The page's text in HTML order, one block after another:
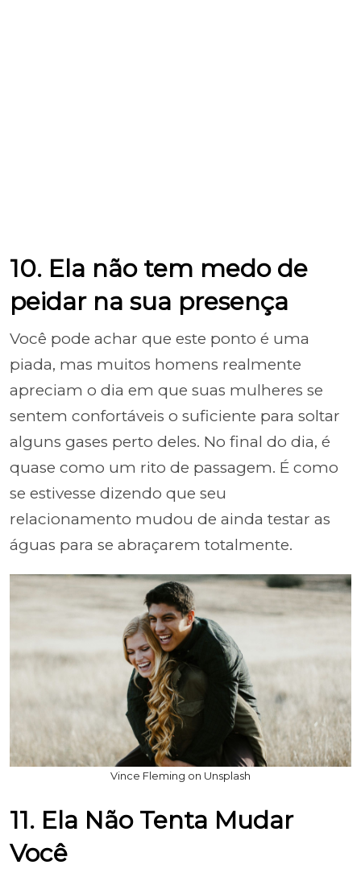
10. Ela não tem medo de
peidar na sua presença
Você pode achar que este ponto é uma
piada, mas muitos homens realmente
apreciam o dia em que suas mulheres se
sentem confortáveis o suficiente para soltar
alguns gases perto deles. No final do dia, é
quase como um rito de passagem. É como
se estivesse dizendo que seu
relacionamento mudou de ainda testar as
águas para se abraçarem totalmente.
Vince Fleming on Unsplash
11. Ela Não Tenta Mudar
Você